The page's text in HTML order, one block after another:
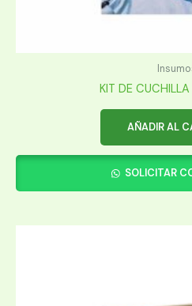
KIT DE
AÑADIR AL
SOLICITAR